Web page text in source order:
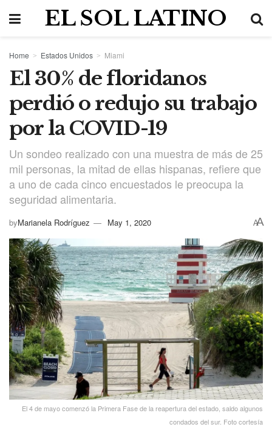
EL SOL LATINO
Home Estados Unidos Miami
El 30% de floridanos
perdió o redujo su trabajo
por la COVID-19
Un sondeo realizado con una muestra de más de 25
mil personas, la mitad de ellas hispanas, refiere que
a uno de cada cinco encuestados le preocupa la
seguridad alimentaria.
byMarianela Rodríguez May 1, 2020 AA
El 4 de mayo comenzó la Primera Fase de la reapertura del estado, saldo algunos
condados del sur. Foto cortesía